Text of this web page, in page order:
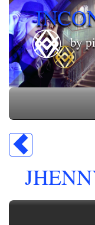
by